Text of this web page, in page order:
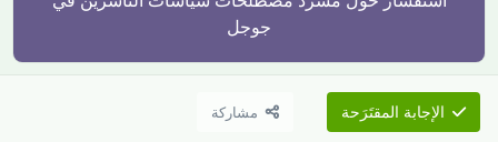
جوجل
الإجابة المقتَرَحة مشاركة